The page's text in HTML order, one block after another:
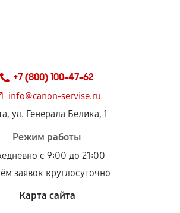
+7 (800) 100-47-62
info@canon-servise.ru
ул. Генерала Белика, 1
Режим работы
с 9:00 до 21:00
заявок круглосуточно
Карта сайта